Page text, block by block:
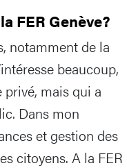
FER Genève?
notamment de la
beaucoup,
privé, mais qui a
Dans mon
et gestion des
citoyens. A la FER